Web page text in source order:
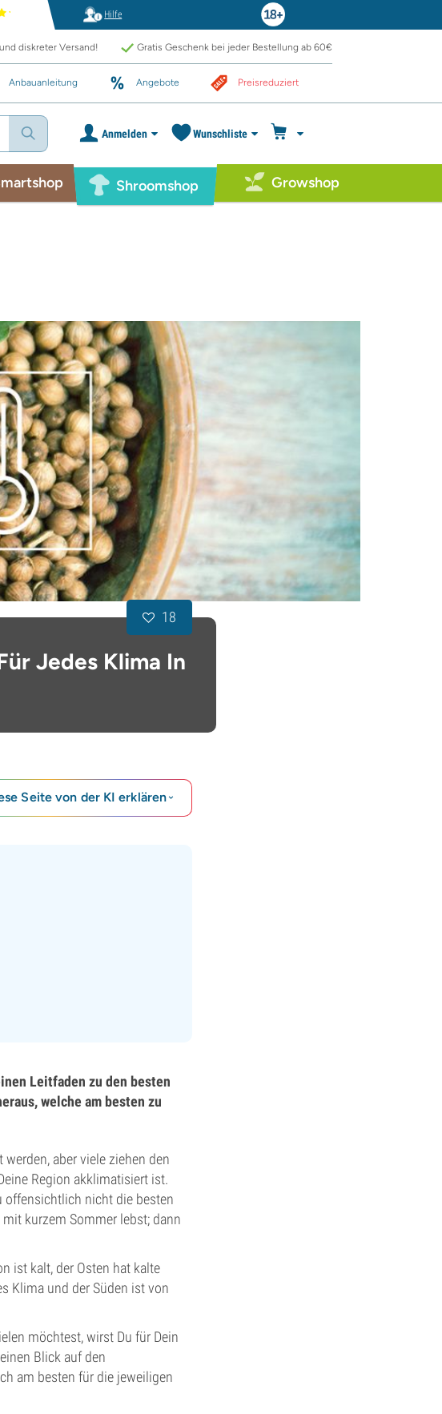
Hilfe
diskreter Versand! Gratis Geschenk bei jeder Bestellung ab 60€
Anbauanleitung Angebote Preisreduziert
Anmelden Wunschliste
Shroomshop Growshop
Jedes Klima In
18
Seite von der KI erklären
Leitfaden zu den besten
welche am besten zu
werden, aber viele ziehen den
Region akklimatisiert ist.
offensichtlich nicht die besten
kurzem Sommer lebst; dann
ist kalt, der Osten hat kalte
Klima und der Süden ist von
möchtest, wirst Du für Dein
Blick auf den
am besten für die jeweiligen